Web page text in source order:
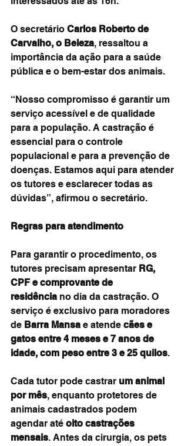
O secretário Carlos Roberto de
Carvalho, o Beleza, ressaltou a
importância da ação para a saúde
pública e o bem-estar dos animais.
“Nosso compromisso é garantir um
serviço acessível e de qualidade
para a população. A castração é
essencial para o controle
populacional e para a prevenção de
doenças. Estamos aqui para atender
os tutores e esclarecer todas as
dúvidas”, afirmou o secretário.
Regras para atendimento
Para garantir o procedimento, os
tutores precisam apresentar RG,
CPF e comprovante de
residência no dia da castração. O
serviço é exclusivo para moradores
de Barra Mansa e atende cães e
gatos entre 4 meses e 7 anos de
idade, com peso entre 3 e 25 quilos.
Cada tutor pode castrar um animal
por mês, enquanto protetores de
animais cadastrados podem
agendar até oito castrações
mensais. Antes da cirurgia, os pets